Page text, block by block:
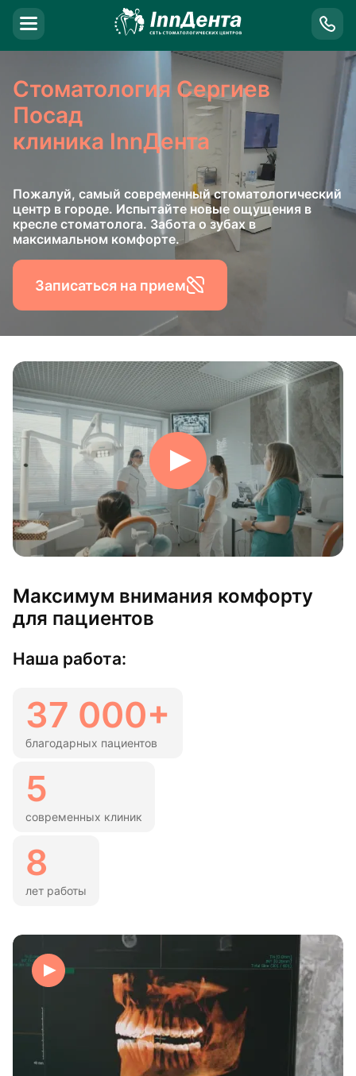
Стоматология Сергиев
Посад
клиника InnДента
Пожалуй, самый современный стоматологический
центр в городе. Испытайте новые ощущения в
кресле стоматолога. Забота о зубах в
максимальном комфорте.
Записаться на прием
Максимум внимания комфорту
для пациентов
Наша работа:
37 000+
благодарных пациентов
5
современных клиник
8
лет работы